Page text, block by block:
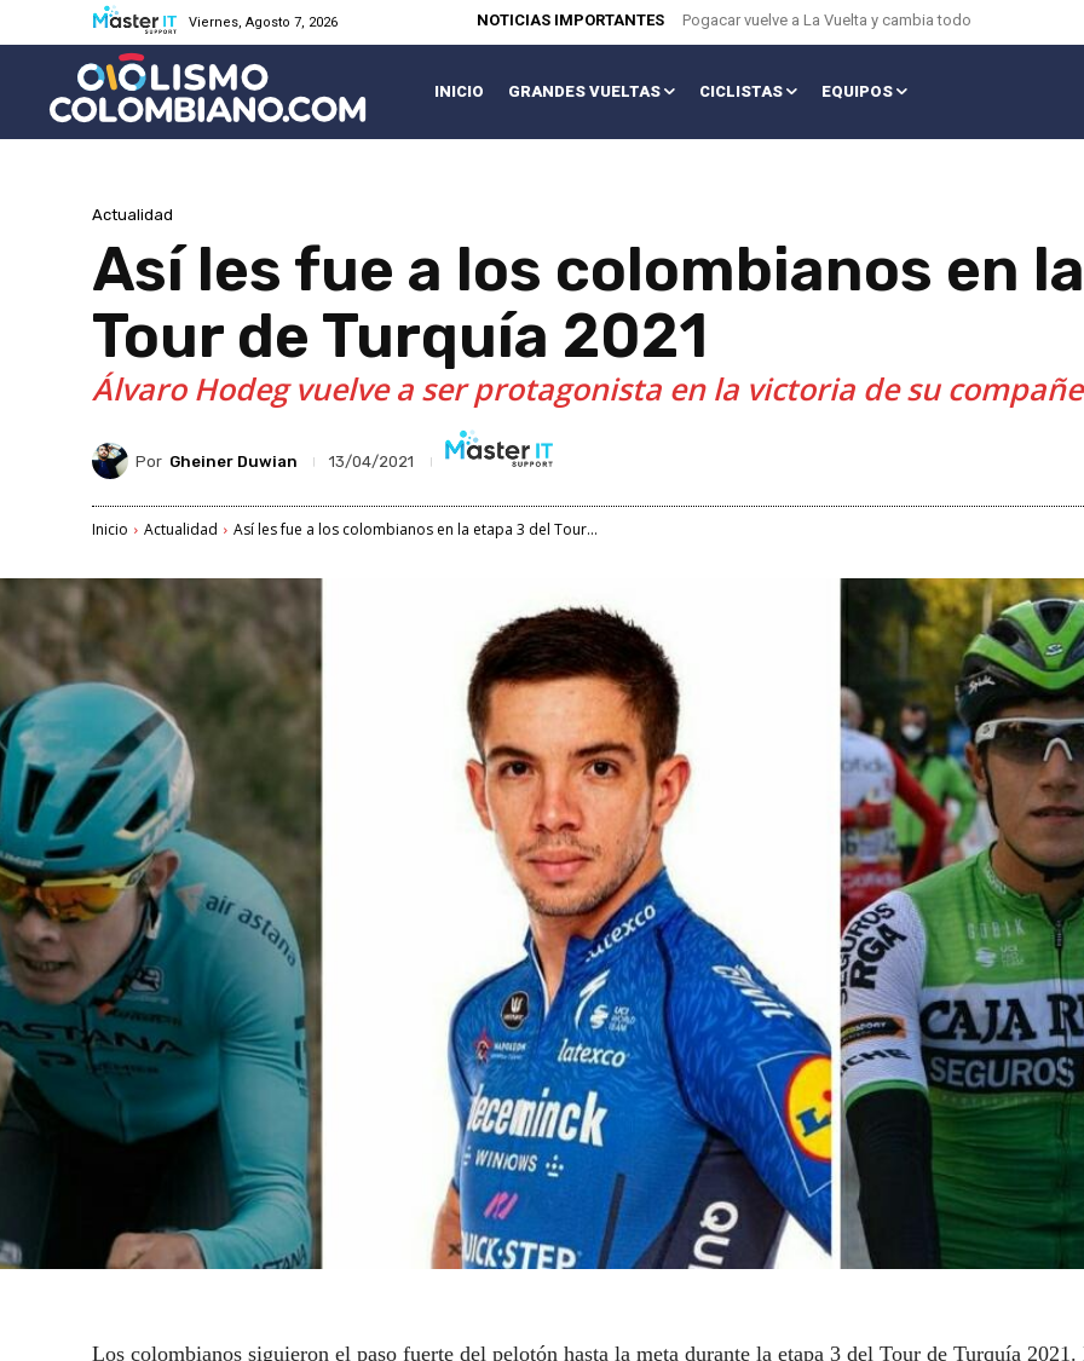
Viernes, Agosto 7, 2026 NOTICIAS IMPORTANTES Pogacar vuelve a La Vuelta y cambia todo
INICIO GRANDES VUELTAS CICLISTAS EQUIPOS
Actualidad
Así les fue a los colombianos en
Tour de Turquía 2021
Álvaro Hodeg vuelve a ser protagonista en la victoria de su
Por Gheiner Duwian 13/04/2021
Inicio Actualidad Así les fue a los colombianos en la etapa 3 del Tour...
Los colombianos siguieron el paso fuerte del pelotón hasta la meta durante la etapa 3 del Tour de Turquía 2021.